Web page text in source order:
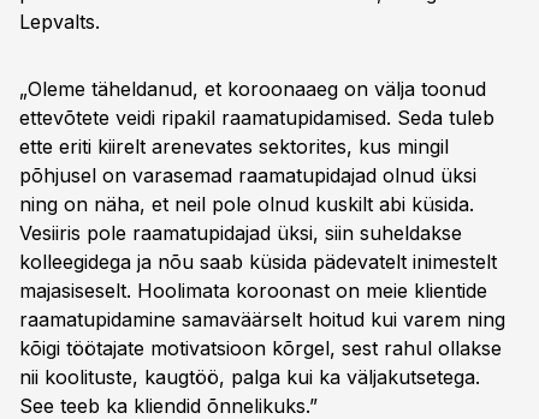
Lepvalts.
„Oleme täheldanud, et koroonaaeg on välja toonud
ettevõtete veidi ripakil raamatupidamised. Seda tuleb
ette eriti kiirelt arenevates sektorites, kus mingil
põhjusel on varasemad raamatupidajad olnud üksi
ning on näha, et neil pole olnud kuskilt abi küsida.
Vesiiris pole raamatupidajad üksi, siin suheldakse
kolleegidega ja nõu saab küsida pädevatelt inimestelt
majasiseselt. Hoolimata koroonast on meie klientide
raamatupidamine samaväärselt hoitud kui varem ning
kõigi töötajate motivatsioon kõrgel, sest rahul ollakse
nii koolituste, kaugtöö, palga kui ka väljakutsetega.
See teeb ka kliendid õnnelikuks.”